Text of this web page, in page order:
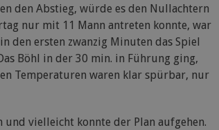
den Abstieg, würde es den Nullachtern
nur mit 11 Mann antreten konnte, war
den ersten zwanzig Minuten das Spiel
Böhl in der 30 min. in Führung ging,
Temperaturen waren klar spürbar, nur
vielleicht konnte der Plan aufgehen.